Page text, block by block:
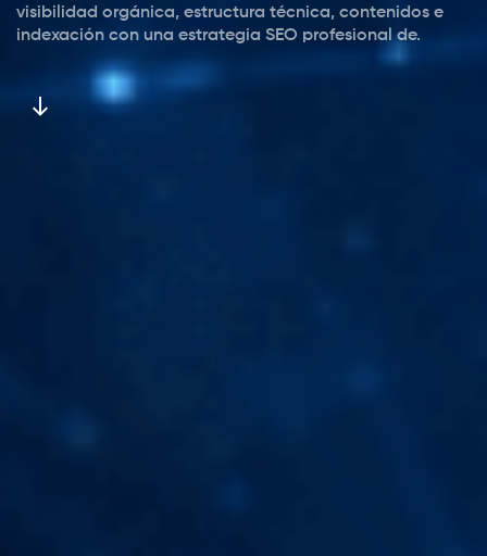
visibilidad orgánica, estructura técnica, contenidos e
indexación con una estrategia SEO profesional de.